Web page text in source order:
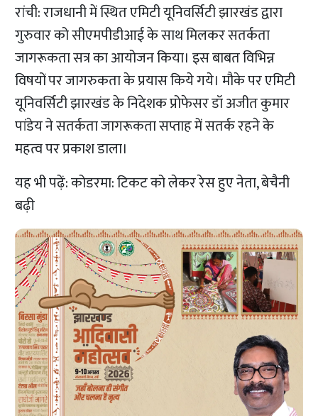
रांची: राजधानी में स्थितएमिटी यूनिवर्सिटी झारखंडद्वारा
गुरुवार को सीएमपीडीआई के साथ मिलकर सतर्कता
जागरूकता सत्र का आयोजन किया। इस बाबत विभिन्न
विषयों पर जागरुकता के प्रयास किये गये। मौके पर एमिटी
यूनिवर्सिटी झारखंड के निदेशक प्रोफेसर डॉ अजीत कुमार
पांडेय ने सतर्कता जागरूकता सप्ताह में सतर्क रहने के
महत्व पर प्रकाश डाला।
यह भी पढ़ें:कोडरमा: टिकट को लेकर रेस हुए नेता, बेचैनी
बढ़ी